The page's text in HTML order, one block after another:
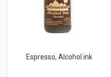
Espresso, Alcohol ink